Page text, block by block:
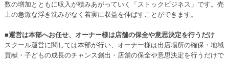
数の増加とともに収入が積みあがっていく「ストックビジネス」です。売
上の急激な浮き沈みがなく着実に収益を伸ばすことができます。
■運営は本部へお任せ、オーナー様は店舗の保全や意思決定を行うだけ
スクール運営に関しては本部が行い、オーナー様は出店場所の確保・地域
貢献・子どもの成長のチャンス創出・店舗の保全や意思決定を行うだけで